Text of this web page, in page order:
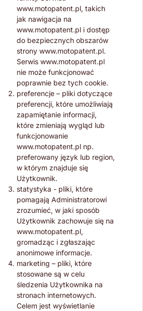
www.motopatent.pl, takich
jak nawigacja na
www.motopatent.pl i dostęp
do bezpiecznych obszarów
strony www.motopatent.pl.
Serwis www.motopatent.pl
nie może funkcjonować
poprawnie bez tych cookie.
preferencje – pliki dotyczące
preferencji, które umożliwiają
zapamiętanie informacji,
które zmieniają wygląd lub
funkcjonowanie
www.motopatent.pl np.
preferowany język lub region,
w którym znajduje się
Użytkownik.
statystyka - pliki, które
pomagają Administratorowi
zrozumieć, w jaki sposób
Użytkownik zachowuje się na
www.motopatent.pl,
gromadząc i zgłaszając
anonimowe informacje.
marketing – pliki, które
stosowane są w celu
śledzenia Użytkownika na
stronach internetowych.
Celem jest wyświetlanie